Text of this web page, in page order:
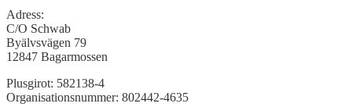
Adress:
C/O Schwab
Byälvsvägen 79
12847 Bagarmossen
Plusgirot: 582138-4
Organisationsnummer: 802442-4635